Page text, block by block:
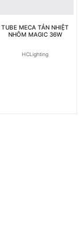
TUBE MECA TẢN NHIỆT
NHÔM MAGIC 36W
HCLighting